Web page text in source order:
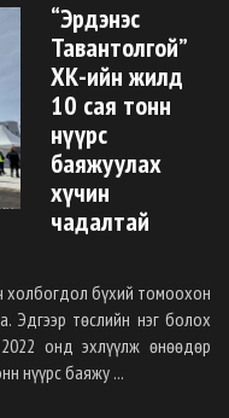
“Эрдэнэс
Тавантолгой”
ХК-ийн жилд
10 сая тонн
нүүрс
баяжуулах
хүчин
чадалтай
холбогдол бүхий томоохон
Эдгээр төслийн нэг болох
онд эхлүүлж өнөөдөр
нүүрс баяжу ...